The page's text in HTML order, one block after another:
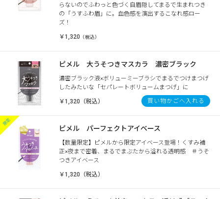
らないのでふわっと色づく自眉隠してまるで生まれつき
の「うすふわ眉」に。血色感を演出するこなれ感ロー
ズ！
￥1,320 （税込）
ピメル 大うそつきマスカラ 濃密ブラック
濃密ブラック液×ボリューミーブラシでまるでつけまつげ
したみたいな「セパレートボリュームまつげ」に
￥1,320（税込） 買い物かごへ入れる
ピメル パーフェクトアイベース
【数量限定】ピメルから限定アイベース登場！くすみ補
正×夜まで密着、まるでまぶたから溢れる透明感 ＃うそ
つきアイベース
￥1,320（税込）